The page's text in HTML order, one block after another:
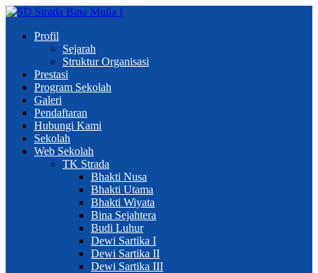
Profil
Sejarah
Struktur Organisasi
Prestasi
Program Sekolah
Galeri
Pendaftaran
Hubungi Kami
Sekolah
Web Sekolah
TK Strada
Bhakti Nusa
Bhakti Utama
Bhakti Wiyata
Bina Sejahtera
Budi Luhur
Dewi Sartika I
Dewi Sartika II
Dewi Sartika III